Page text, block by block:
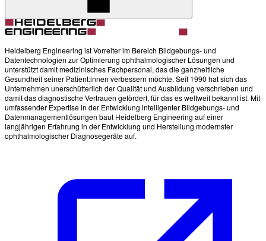
Heidelberg Engineering ist Vorreiter im Bereich Bildgebungs- und
Datentechnologien zur Optimierung ophthalmologischer Lösungen und
unterstützt damit medizinisches Fachpersonal, das die ganzheitliche
Gesundheit seiner Patient:innen verbessern möchte. Seit 1990 hat sich das
Unternehmen unerschütterlich der Qualität und Ausbildung verschrieben und
damit das diagnostische Vertrauen gefördert, für das es weltweit bekannt ist. Mit
umfassender Expertise in der Entwicklung intelligenter Bildgebungs- und
Datenmanagementlösungen baut Heidelberg Engineering auf einer
langjährigen Erfahrung in der Entwicklung und Herstellung modernster
ophthalmologischer Diagnosegeräte auf.